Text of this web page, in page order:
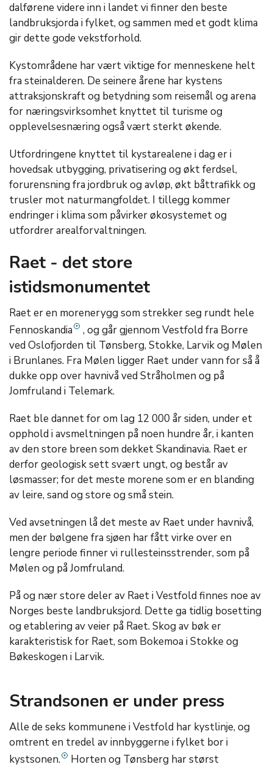
dalførene videre inn i landet vi finner den beste
landbruksjorda i fylket, og sammen med et godt klima
gir dette gode vekstforhold.
Kystområdene har vært viktige for menneskene helt
fra steinalderen. De seinere årene har kystens
attraksjonskraft og betydning som reisemål og arena
for næringsvirksomhet knyttet til turisme og
opplevelsesnæring også vært sterkt økende.
Utfordringene knyttet til kystarealene i dag er i
hovedsak utbygging, privatisering og økt ferdsel,
forurensning fra jordbruk og avløp, økt båttrafikk og
trusler mot naturmangfoldet. I tillegg kommer
endringer i klima som påvirker økosystemet og
utfordrer arealforvaltningen.
Raet - det store
istidsmonumentet
Raet er en morenerygg som strekker seg rundt hele
Fennoskandia , og går gjennom Vestfold fra Borre
ved Oslofjorden til Tønsberg, Stokke, Larvik og Mølen
i Brunlanes. Fra Mølen ligger Raet under vann for så å
dukke opp over havnivå ved Stråholmen og på
Jomfruland i Telemark.
Raet ble dannet for om lag 12 000 år siden, under et
opphold i avsmeltningen på noen hundre år, i kanten
av den store breen som dekket Skandinavia. Raet er
derfor geologisk sett svært ungt, og består av
løsmasser; for det meste morene som er en blanding
av leire, sand og store og små stein.
Ved avsetningen lå det meste av Raet under havnivå,
men der bølgene fra sjøen har fått virke over en
lengre periode finner vi rullesteinsstrender, som på
Mølen og på Jomfruland.
På og nær store deler av Raet i Vestfold finnes noe av
Norges beste landbruksjord. Dette ga tidlig bosetting
og etablering av veier på Raet. Skog av bøk er
karakteristisk for Raet, som Bokemoa i Stokke og
Bøkeskogen i Larvik.
Strandsonen er under press
Alle de seks kommunene i Vestfold har kystlinje, og
omtrent en tredel av innbyggerne i fylket bor i
kystsonen.
Horten og Tønsberg har størst